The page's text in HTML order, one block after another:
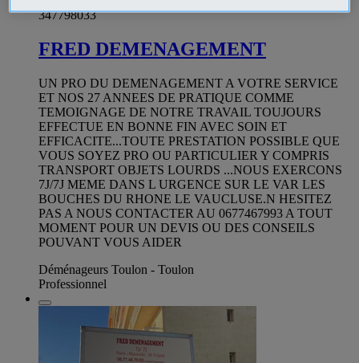
347798033
FRED DEMENAGEMENT
UN PRO DU DEMENAGEMENT A VOTRE SERVICE
ET NOS 27 ANNEES DE PRATIQUE COMME
TEMOIGNAGE DE NOTRE TRAVAIL TOUJOURS
EFFECTUE EN BONNE FIN AVEC SOIN ET
EFFICACITE...TOUTE PRESTATION POSSIBLE QUE
VOUS SOYEZ PRO OU PARTICULIER Y COMPRIS
TRANSPORT OBJETS LOURDS ...NOUS EXERCONS
7J/7J MEME DANS L URGENCE SUR LE VAR LES
BOUCHES DU RHONE LE VAUCLUSE.N HESITEZ
PAS A NOUS CONTACTER AU 0677467993 A TOUT
MOMENT POUR UN DEVIS OU DES CONSEILS
POUVANT VOUS AIDER
Déménageurs Toulon - Toulon
Professionnel